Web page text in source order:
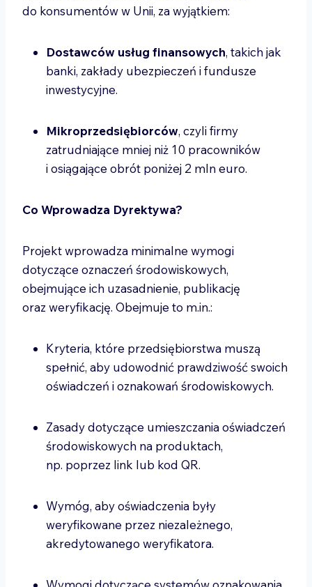
do konsumentów w Unii, za wyjątkiem:
Dostawców usług finansowych, takich jak
banki, zakłady ubezpieczeń i fundusze
inwestycyjne.
Mikroprzedsiębiorców, czyli firmy
zatrudniające mniej niż 10 pracowników
i osiągające obrót poniżej 2 mln euro.
Co Wprowadza Dyrektywa?
Projekt wprowadza minimalne wymogi
dotyczące oznaczeń środowiskowych,
obejmujące ich uzasadnienie, publikację
oraz weryfikację. Obejmuje to m.in.:
Kryteria, które przedsiębiorstwa muszą
spełnić, aby udowodnić prawdziwość swoich
oświadczeń i oznakowań środowiskowych.
Zasady dotyczące umieszczania oświadczeń
środowiskowych na produktach,
np. poprzez link lub kod QR.
Wymóg, aby oświadczenia były
weryfikowane przez niezależnego,
akredytowanego weryfikatora.